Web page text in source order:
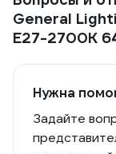
General
E27-2700K
Нужна
Задайте